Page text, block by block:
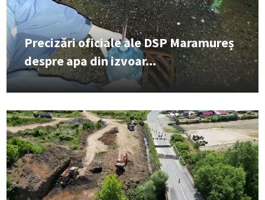
Precizări oficiale ale DSP Maramureș
despre apa din izvoar...